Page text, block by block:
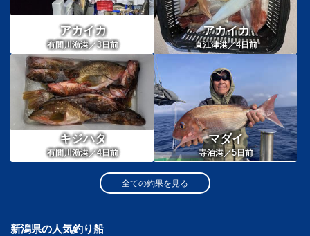
アカイカ
有間川漁港／3日前
アカイカ
直江津港／4日前
キジハタ
有間川漁港／4日前
マダイ
寺泊港／5日前
全ての釣果を見る
新潟県の人気釣り船